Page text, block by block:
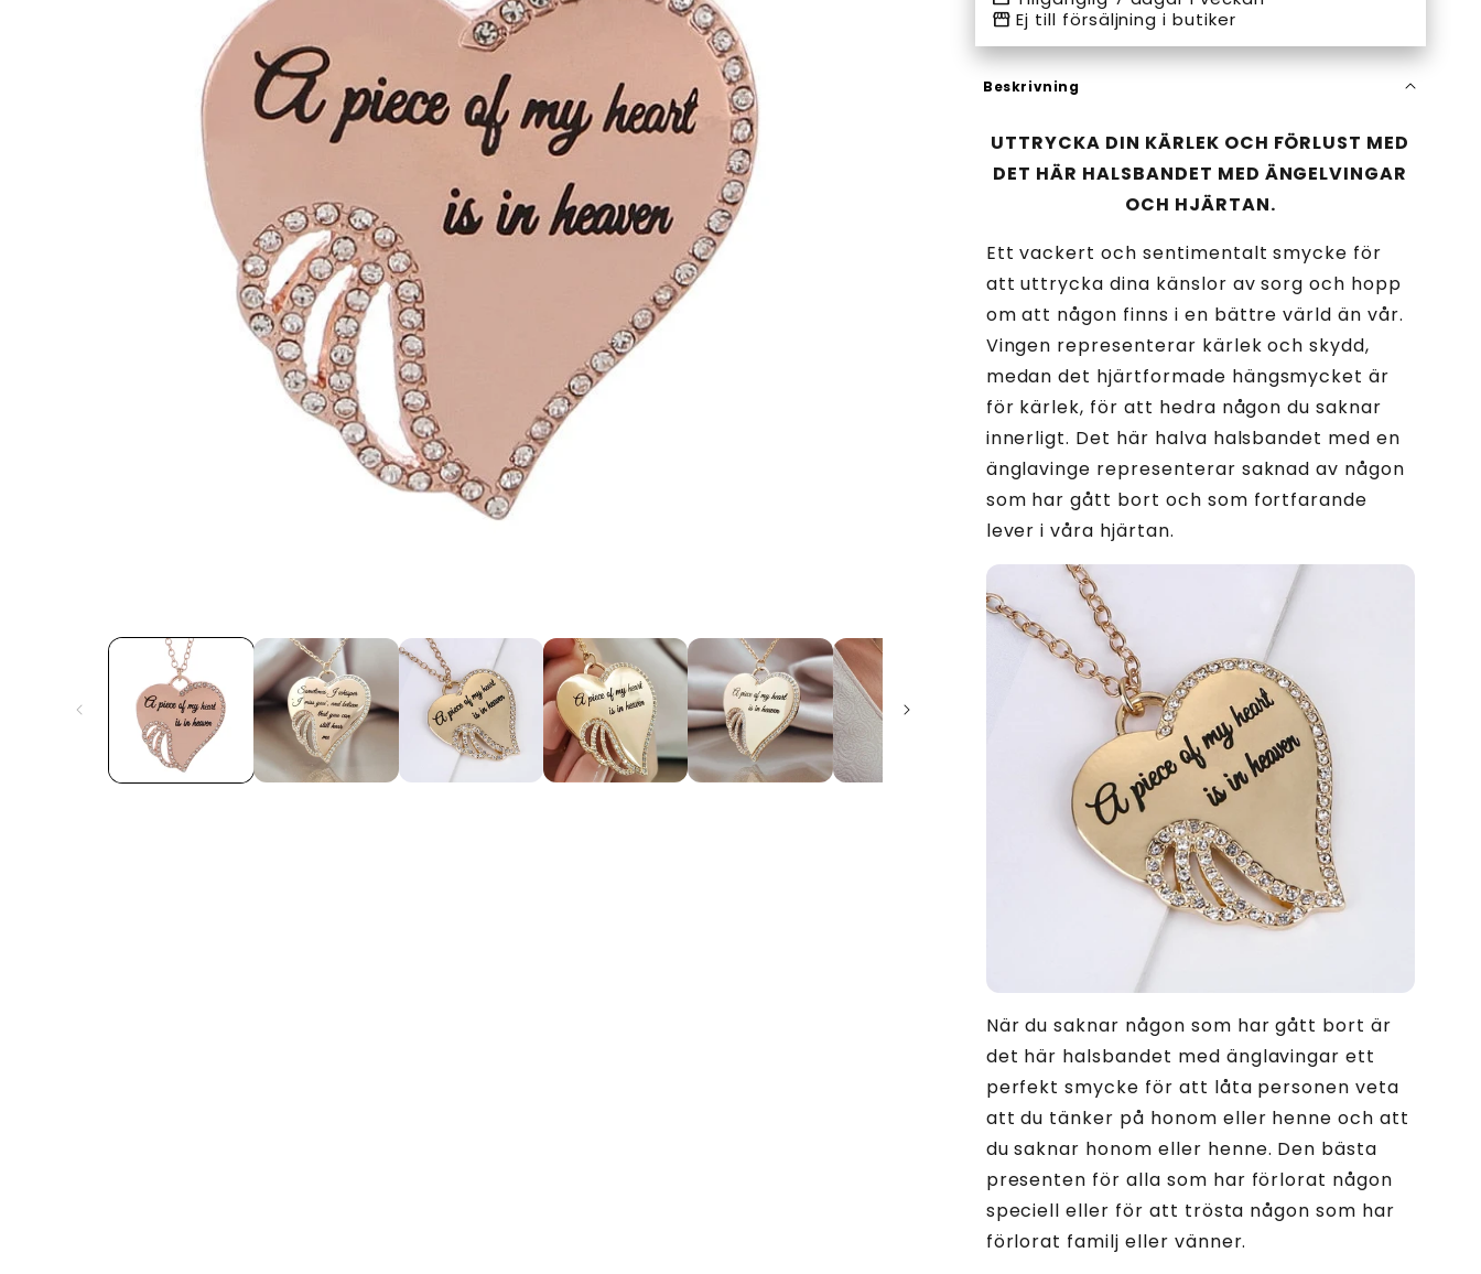
storefront Ej till försäljning i butiker
Beskrivning
UTTRYCKA DIN KÄRLEK OCH FÖRLUST MED
DET HÄR HALSBANDET MED ÄNGELVINGAR
OCH HJÄRTAN.
Ett vackert och sentimentalt smycke för
att uttrycka dina känslor av sorg och hopp
om att någon finns i en bättre värld än vår.
Vingen representerar kärlek och skydd,
medan det hjärtformade hängsmycket är
för kärlek, för att hedra någon du saknar
innerligt. Det här halva halsbandet med en
änglavinge representerar saknad av någon
som har gått bort och som fortfarande
lever i våra hjärtan.
När du saknar någon som har gått bort är
det här halsbandet med änglavingar ett
perfekt smycke för att låta personen veta
att du tänker på honom eller henne och att
du saknar honom eller henne. Den bästa
presenten för alla som har förlorat någon
speciell eller för att trösta någon som har
förlorat familj eller vänner.